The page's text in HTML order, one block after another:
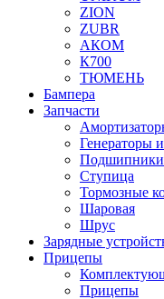
ZION
ZUBR
АКОМ
К700
ТЮМЕНЬ
Бампера
Запчасти
Генераторы
Подшипники
Ступица
Тормозные
Шаровая
Шрус
Зарядные
Прицепы
Прицепы